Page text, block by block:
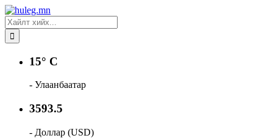
15° C
- Улаанбаатар
3593.5
- Доллар (USD)